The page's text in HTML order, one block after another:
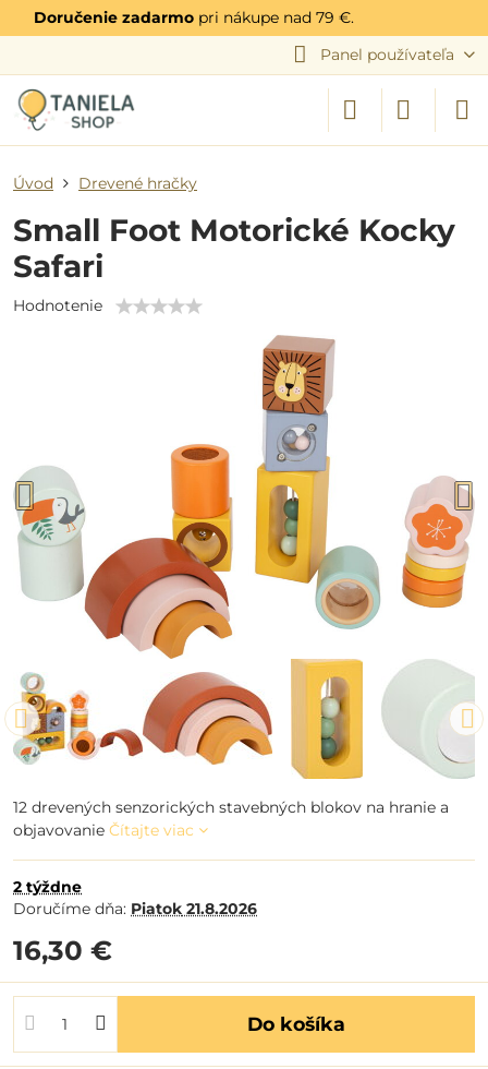
Doručenie zadarmo pri nákupe nad 79 €.
Panel používateľa
Úvod Drevené hračky
Small Foot Motorické Kocky
Safari
Hodnotenie
12 drevených senzorických stavebných blokov na hranie a
objavovanie Čítajte viac
2 týždne
Doručíme dňa: Piatok 21.8.2026
16,30 €
Do košíka